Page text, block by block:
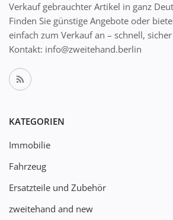
Verkauf gebrauchter Artikel in ganz
Finden Sie günstige Angebote oder
einfach zum Verkauf an – schnell,
Kontakt: info@zweitehand.berlin
KATEGORIEN
Immobilie
Fahrzeug
Ersatzteile und Zubehör
zweitehand and new